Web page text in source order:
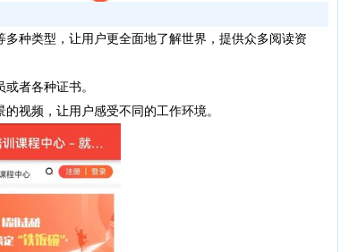
种类型，让用户更全面地了解世界，提供众多阅读资
者各种证书。
视频，让用户感受不同的工作环境。